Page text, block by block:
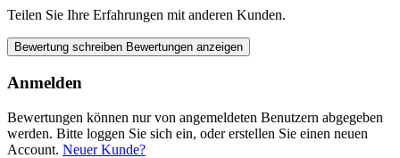
Teilen Sie Ihre Erfahrungen mit anderen Kunden.
Bewertung schreiben Bewertungen anzeigen
Anmelden
Bewertungen können nur von angemeldeten Benutzern abgegeben
werden. Bitte loggen Sie sich ein, oder erstellen Sie einen neuen
Account. Neuer Kunde?